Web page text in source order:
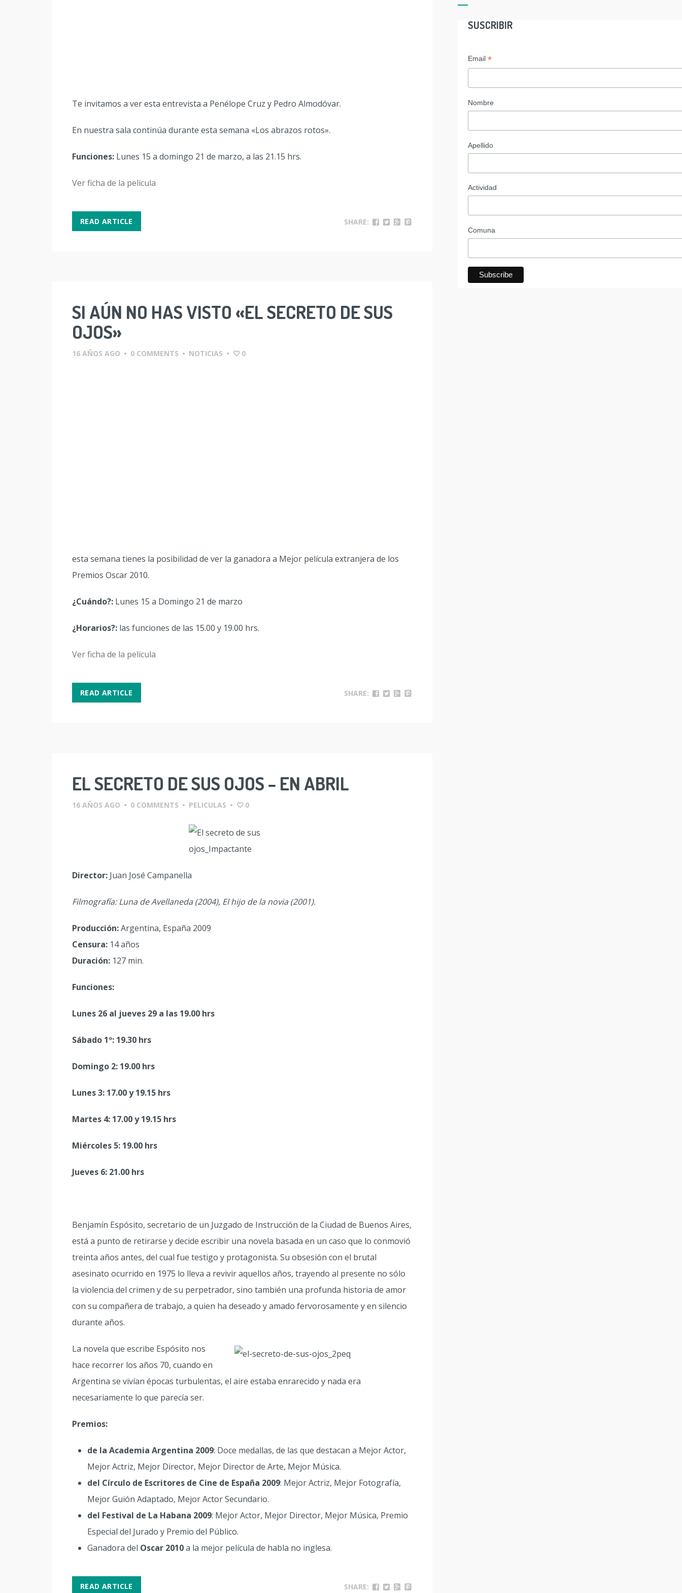
Te invitamos a ver esta entrevista a Penélope Cruz y Pedro Almodóvar.
En nuestra sala continúa durante esta semana «Los abrazos rotos».
Funciones: Lunes 15 a domingo 21 de marzo, a las 21.15 hrs.
Ver ficha de la película
READ ARTICLE SHARE:
SI AÚN NO HAS VISTO «EL SECRETO DE SUS
OJOS»
16 AÑOS AGO • 0 COMMENTS • NOTICIAS • 0
esta semana tienes la posibilidad de ver la ganadora a Mejor película extranjera de los
Premios Oscar 2010.
¿Cuándo?: Lunes 15 a Domingo 21 de marzo
¿Horarios?: las funciones de las 15.00 y 19.00 hrs.
Ver ficha de la película
READ ARTICLE SHARE:
EL SECRETO DE SUS OJOS – EN ABRIL
16 AÑOS AGO • 0 COMMENTS • PELICULAS • 0
Director: Juan José Campanella
Filmografía: Luna de Avellaneda (2004), El hijo de la novia (2001).
Producción:Argentina, España 2009
Censura: 14 años
Duración: 127 min.
Funciones:
Lunes 26 al jueves 29 a las 19.00 hrs
Sábado 1º: 19.30 hrs
Domingo 2: 19.00 hrs
Lunes 3: 17.00 y 19.15 hrs
Martes 4: 17.00 y 19.15 hrs
Miércoles 5: 19.00 hrs
Jueves 6: 21.00 hrs
Benjamín Espósito, secretario de un Juzgado de Instrucción de la Ciudad de Buenos Aires,
está a punto de retirarse y decide escribir una novela basada en un caso que lo conmovió
treinta años antes, del cual fue testigo y protagonista. Su obsesión con el brutal
asesinato ocurrido en 1975 lo lleva a revivir aquellos años, trayendo al presente no sólo
la violencia del crimen y de su perpetrador, sino también una profunda historia de amor
con su compañera de trabajo, a quien ha deseado y amado fervorosamente y en silencio
durante años.
La novela que escribe Espósito nos
hace recorrer los años 70, cuando en
Argentina se vivían épocas turbulentas, el aire estaba enrarecido y nada era
necesariamente lo que parecía ser.
Premios:
de la Academia Argentina 2009: Doce medallas, de las que destacan a Mejor Actor,
Mejor Actriz, Mejor Director, Mejor Director de Arte, Mejor Música.
del Círculo de Escritores de Cine de España 2009: Mejor Actriz, Mejor Fotografía,
Mejor Guión Adaptado, Mejor Actor Secundario.
del Festival de La Habana 2009: Mejor Actor, Mejor Director, Mejor Música, Premio
Especial del Jurado y Premio del Público.
Ganadora del Oscar 2010a la mejor película de habla no inglesa.
READ ARTICLE SHARE:
SUSCRIBIR
Email *
Nombre
Apellido
Actividad
Comuna